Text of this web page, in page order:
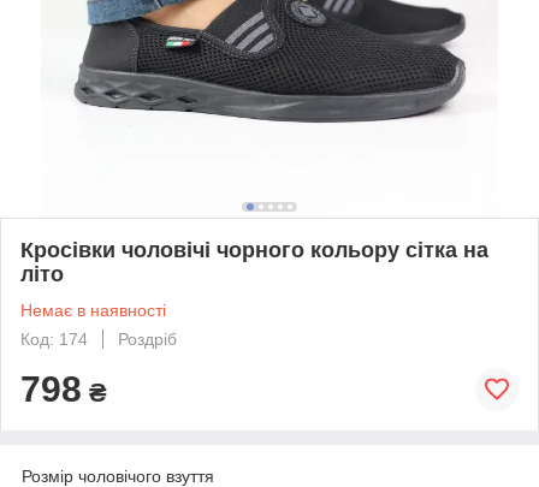
Кросівки чоловічі чорного кольору сітка на
літо
Немає в наявності
Код: 174
Роздріб
798 ₴
Розмір чоловічого взуття